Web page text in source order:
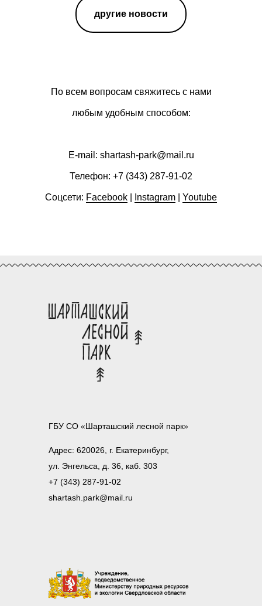
другие новости
По всем вопросам свяжитесь с нами
любым удобным способом:
E-mail: shartash-park@mail.ru
Телефон: +7 (343) 287-91-02
Соцсети: Facebook Instagram Youtube
ГБУ СО «Шарташский лесной парк»
Адрес: 620026, г. Екатеринбург,
ул. Энгельса, д. 36, каб. 303
+7 (343) 287-91-02
shartash.park@mail.ru